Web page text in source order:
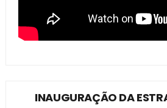
INAUGURAÇÃO DA